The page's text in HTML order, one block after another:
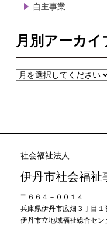
自主事業
月別アーカイ
社会福祉法人
伊丹市社会福祉
〒６６４－００１４
兵庫県伊丹市広畑３丁目１
伊丹市立地域福祉総合セ